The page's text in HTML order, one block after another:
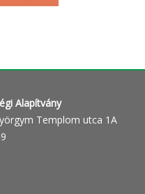
Alapítvány
Templom utca 1A